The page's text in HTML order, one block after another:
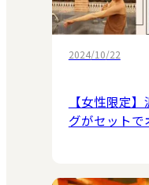
2024/10/22
【女性限定
グがセットで